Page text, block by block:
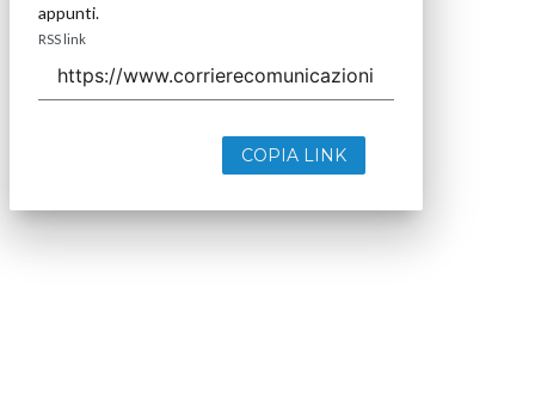
appunti.
RSS link
COPIA LINK